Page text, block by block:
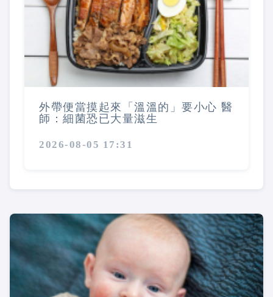
外帶便當摸起來「溫溫的」要小心 醫
師：細菌恐已大量滋生
2026-08-05 17:31